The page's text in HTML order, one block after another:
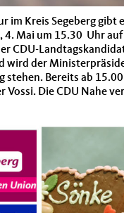
im Kreis Segeberg gibt
Mai um 15.30 Uhr
CDU-
wird der
stehen. Bereits ab
Vossi. Die CDU Nahe